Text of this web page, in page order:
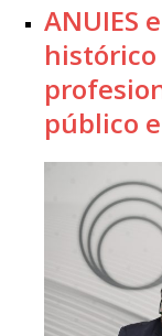
ANUIES
público